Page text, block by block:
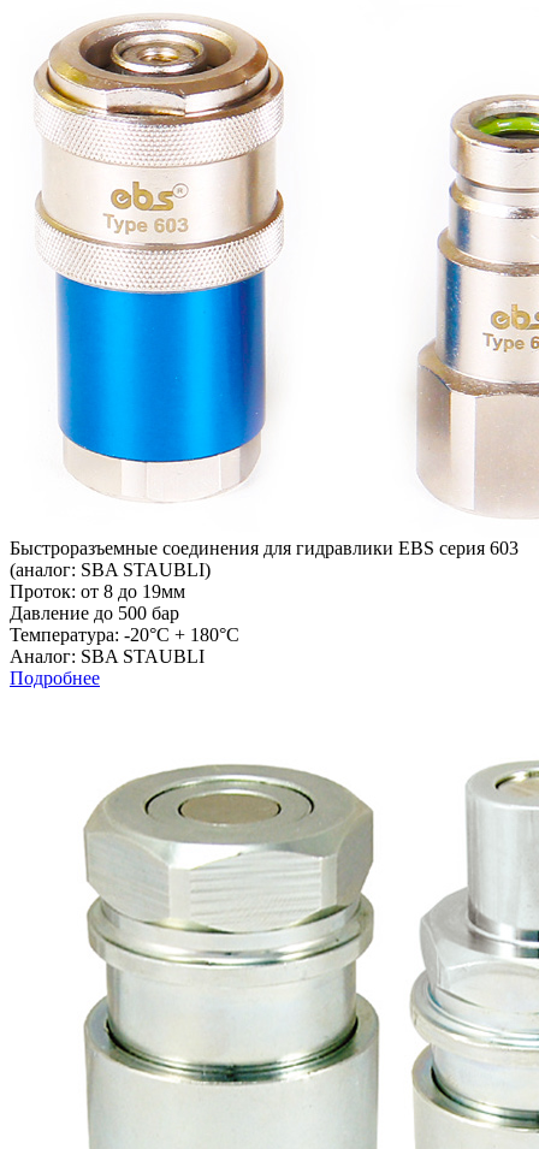
Быстроразъемные соединения для гидравлики EBS серия 603
(аналог: SBA STAUBLI)
Проток: от 8 до 19мм
Давление до 500 бар
Температура: -20°C + 180°C
Аналог: SBA STAUBLI
Подробнее